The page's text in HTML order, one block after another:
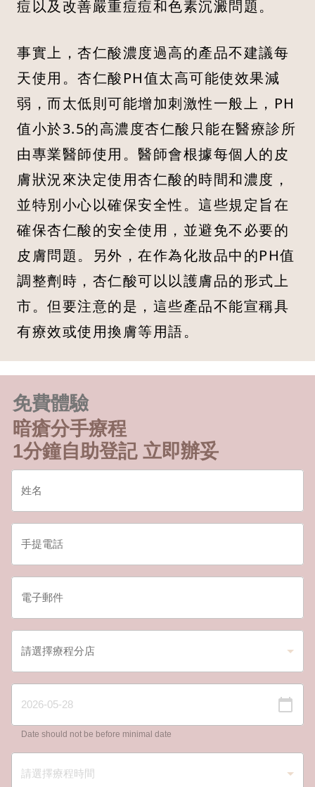
痘以及改善嚴重痘痘和色素沉澱問題。
事實上，杏仁酸濃度過高的產品不建議每
天使用。杏仁酸PH值太高可能使效果減
弱，而太低則可能增加刺激性一般上，PH
值小於3.5的高濃度杏仁酸只能在醫療診所
由專業醫師使用。醫師會根據每個人的皮
膚狀況來決定使用杏仁酸的時間和濃度，
並特別小心以確保安全性。這些規定旨在
確保杏仁酸的安全使用，並避免不必要的
皮膚問題。另外，在作為化妝品中的PH值
調整劑時，杏仁酸可以以護膚品的形式上
市。但要注意的是，這些產品不能宣稱具
有療效或使用換膚等用語。
免費體驗
暗瘡分手療程
1分鐘自助登記 立即辦妥
Date should not be before minimal date